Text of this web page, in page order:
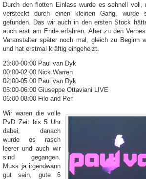
Durch den flotten Einlass wurde es schnell voll,
versteckt durch einen kleinen Gang, wurde
gefunden. Das wir auch in den ersten Stock
auch erst am Ende erfahren. Aber zu den
Veranstalter später noch mal, gleich zu Beginn
und hat erstmal kräftig eingeheizt.
23:00-00:00 Paul van Dyk
00:00-02:00 Nick Warren
02:00-05:00 Paul van Dyk
05:00-06:00 Giuseppe Ottaviani LIVE
06:00-08:00 Filo and Peri
Wir waren die volle
PvD Zeit bis 5 Uhr
dabei, danach
wurde es rasch
leerer und auch wir
sind gegangen.
Muss ja irgendwann
gut sein, gute 6